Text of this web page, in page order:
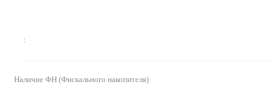
:
Наличие ФН (Фискального накопителя)